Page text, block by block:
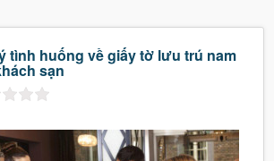
tình huống về giấy tờ lưu trú nam
sạn